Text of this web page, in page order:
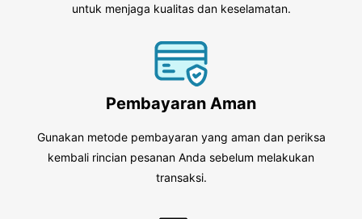
untuk menjaga kualitas dan keselamatan.
Pembayaran Aman
Gunakan metode pembayaran yang aman dan periksa
kembali rincian pesanan Anda sebelum melakukan
transaksi.